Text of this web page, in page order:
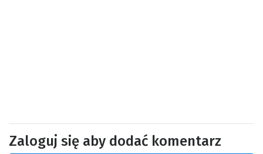
Zaloguj się aby dodać komentarz